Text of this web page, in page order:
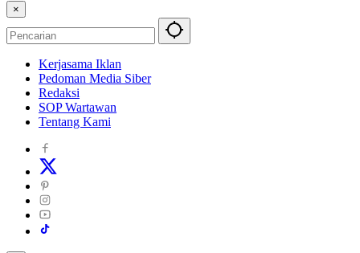
×
Kerjasama Iklan
Pedoman Media Siber
Redaksi
SOP Wartawan
Tentang Kami